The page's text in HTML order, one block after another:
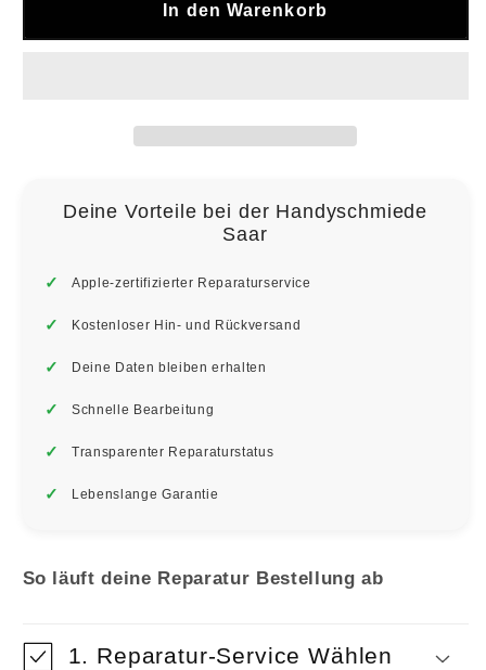
In den Warenkorb
Deine Vorteile bei der Handyschmiede
Saar
Apple-zertifizierter Reparaturservice
Kostenloser Hin- und Rückversand
Deine Daten bleiben erhalten
Schnelle Bearbeitung
Transparenter Reparaturstatus
Lebenslange Garantie
So läuft deine Reparatur Bestellung ab
1. Reparatur-Service Wählen